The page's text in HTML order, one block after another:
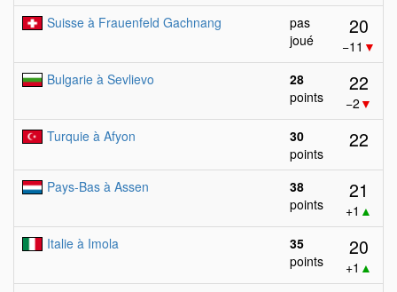
Suisse à Frauenfeld Gachnang
pas
joué
20
−11 ▼
Bulgarie à Sevlievo
28
points
22
−2 ▼
Turquie à Afyon
30
points
22
Pays-Bas à Assen
38
points
21
+1 ▲
Italie à Imola
35
points
20
+1 ▲